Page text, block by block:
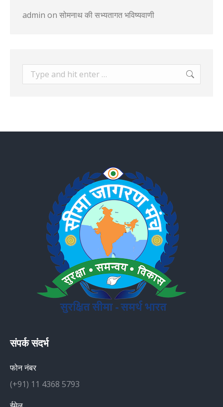
admin on सोमनाथ की सभ्यतागत भविष्यवाणी
Search:
संपर्क संदर्भ
फोन नंबर
(+91) 11 4368 5793